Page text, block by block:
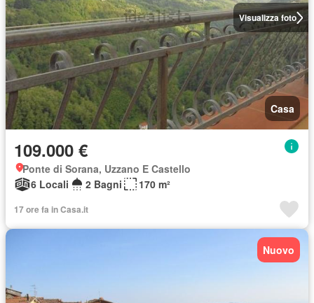
Visualizza foto
Casa
109.000 €
Ponte di Sorana, Uzzano E Castello
6 Locali
2 Bagni 170 m²
17 ore fa in Casa.it
Nuovo